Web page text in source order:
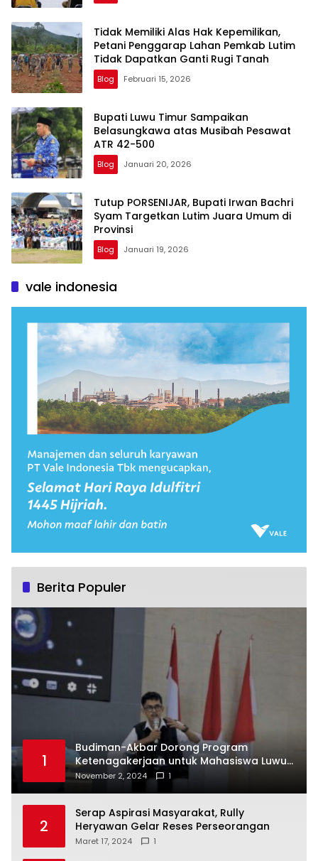
Tidak Memiliki Alas Hak Kepemilikan,
Petani Penggarap Lahan Pemkab Lutim
Tidak Dapatkan Ganti Rugi Tanah
Blog Februari 15, 2026
Bupati Luwu Timur Sampaikan
Belasungkawa atas Musibah Pesawat
ATR 42-500
Blog Januari 20, 2026
Tutup PORSENIJAR, Bupati Irwan Bachri
Syam Targetkan Lutim Juara Umum di
Provinsi
Blog Januari 19, 2026
vale indonesia
Berita Populer
1
Budiman-Akbar Dorong Program
Ketenagakerjaan untuk Mahasiswa Luwu
Timur, Juru Bicara: Ini Peluang Nyata bagi
November 2, 2024 1
2
Serap Aspirasi Masyarakat, Rully
Heryawan Gelar Reses Perseorangan
Maret 17, 2024 1